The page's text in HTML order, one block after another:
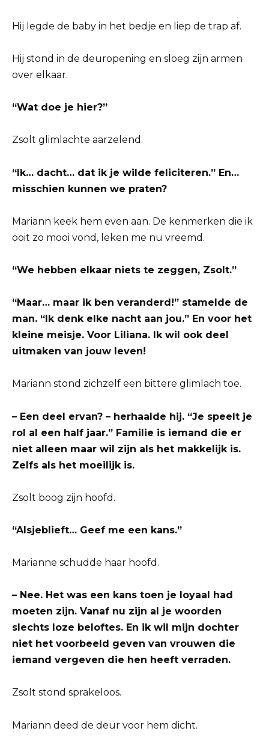
Hij legde de baby in het bedje en liep de trap af.
Hij stond in de deuropening en sloeg zijn armen
over elkaar.
“Wat doe je hier?”
Zsolt glimlachte aarzelend.
“Ik… dacht… dat ik je wilde feliciteren.” En…
misschien kunnen we praten?
Mariann keek hem even aan. De kenmerken die ik
ooit zo mooi vond, leken me nu vreemd.
“We hebben elkaar niets te zeggen, Zsolt.”
“Maar… maar ik ben veranderd!” stamelde de
man. “Ik denk elke nacht aan jou.” En voor het
kleine meisje. Voor Liliana. Ik wil ook deel
uitmaken van jouw leven!
Mariann stond zichzelf een bittere glimlach toe.
– Een deel ervan? – herhaalde hij. “Je speelt je
rol al een half jaar.” Familie is iemand die er
niet alleen maar wil zijn als het makkelijk is.
Zelfs als het moeilijk is.
Zsolt boog zijn hoofd.
“Alsjeblieft… Geef me een kans.”
Marianne schudde haar hoofd.
– Nee. Het was een kans toen je loyaal had
moeten zijn. Vanaf nu zijn al je woorden
slechts loze beloftes. En ik wil mijn dochter
niet het voorbeeld geven van vrouwen die
iemand vergeven die hen heeft verraden.
Zsolt stond sprakeloos.
Mariann deed de deur voor hem dicht.